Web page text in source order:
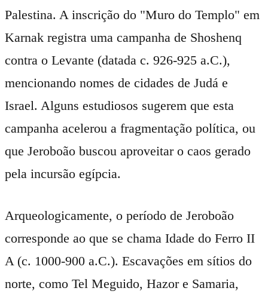
Palestina. A inscrição do "Muro do Templo" em
Karnak registra uma campanha de Shoshenq
contra o Levante (datada c. 926-925 a.C.),
mencionando nomes de cidades de Judá e
Israel. Alguns estudiosos sugerem que esta
campanha acelerou a fragmentação política, ou
que Jeroboão buscou aproveitar o caos gerado
pela incursão egípcia.
Arqueologicamente, o período de Jeroboão
corresponde ao que se chama Idade do Ferro II
A (c. 1000-900 a.C.). Escavações em sítios do
norte, como Tel Meguido, Hazor e Samaria,